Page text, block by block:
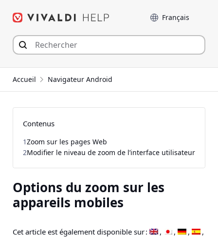
Langue
Accueil Navigateur Android
Options du zoom sur les
appareils mobiles
Cet article est également disponible sur :
Contenus
1Zoom sur les pages Web
2Modifier le niveau de zoom de l’interface utilisateur